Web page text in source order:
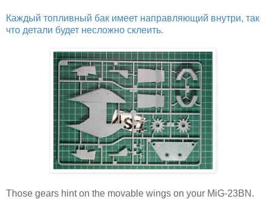
Каждый топливный бак имеет направляющий внутри, так
что детали будет несложно склеить.
Those gears hint on the movable wings on your MiG-23BN.